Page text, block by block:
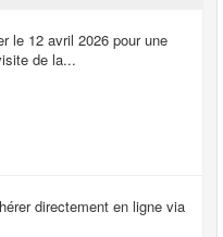
le 12 avril 2026 pour une
de la...
directement en ligne via